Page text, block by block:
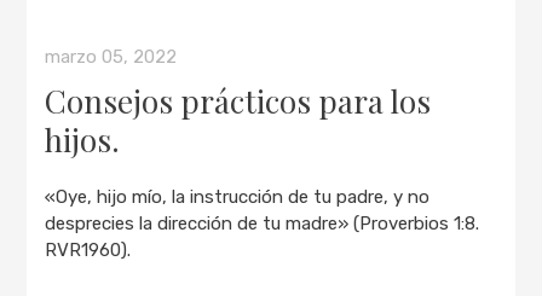
marzo 05, 2022
Consejos prácticos para los
hijos.
«Oye, hijo mío, la instrucción de tu padre, y no
desprecies la dirección de tu madre» (Proverbios 1:8.
RVR1960).